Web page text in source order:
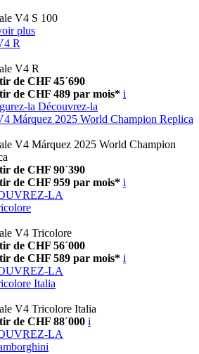
V4 S 100
plus
R
V4 R
de CHF 45´690
de CHF 489 par mois* i
la Découvrez-la
Márquez 2025 World Champion Replica
V4 Márquez 2025 World Champion
de CHF 90´390
de CHF 959 par mois* i
LA
V4 Tricolore
de CHF 56´000
de CHF 589 par mois* i
LA
Italia
V4 Tricolore Italia
de CHF 88´000 i
LA